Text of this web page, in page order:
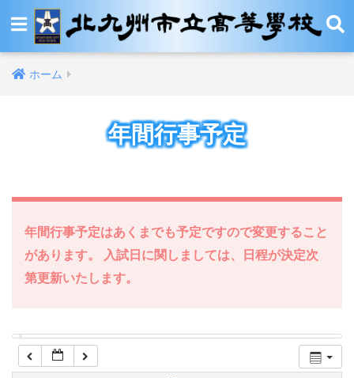
ホーム
年間行事予定
年間行事予定はあくまでも予定ですので変更すること
があります。 入試日に関しましては、日程が決定次
第更新いたします。
12:00 AM
1:00 AM
4:00 AM
5:00 AM
7:00 AM